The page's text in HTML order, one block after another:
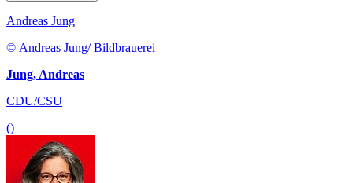
Andreas Jung
© Andreas Jung/ Bildbrauerei
Jung, Andreas
CDU/CSU
()